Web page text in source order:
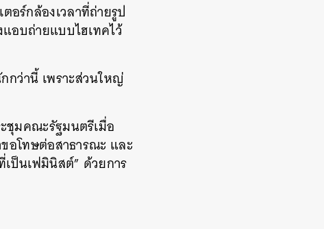
อร์กล้องเวลาที่ถ่ายรูป
อบถ่ายแบบไฮเทคไว้
กว่านี้ เพราะส่วนใหญ่
ชุมคณะรัฐมนตรีเมื่อ
อโทษต่อสาธารณะ และ
ป็นเฟมินิสต์” ด้วยการ